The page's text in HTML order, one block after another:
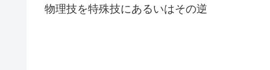
物理技を特殊技にあるいはその逆